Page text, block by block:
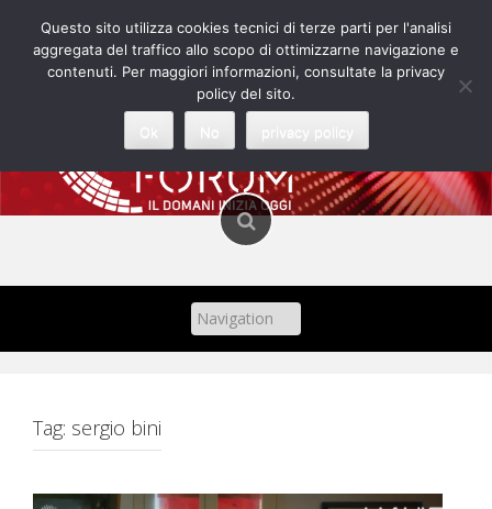
content
Tag: sergio bini
Questo sito utilizza cookies tecnici di terze parti per l'analisi
aggregata del traffico allo scopo di ottimizzarne navigazione e
contenuti. Per maggiori informazioni, consultate la privacy
policy del sito.